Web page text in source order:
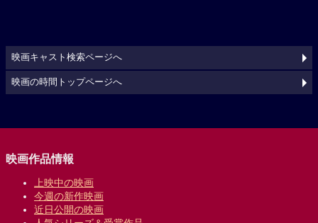
映画キャスト検索ページへ
映画の時間トップページへ
映画作品情報
上映中の映画
今週の新作映画
近日公開の映画